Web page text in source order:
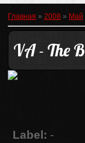
Главная » 2008 » Май
VA - The
Label: -